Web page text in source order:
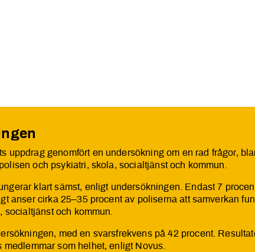
uppdrag genomfört en undersökning om en rad frågor,
och psykiatri, skola, socialtjänst och kommun.
klart sämst, enligt undersökningen. Endast 7
anser cirka 25–35 procent av poliserna att samverkan
socialtjänst och kommun.
med en svarsfrekvens på 42 procent.
som helhet, enligt Novus.